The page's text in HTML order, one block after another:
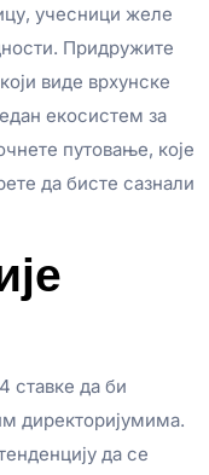
учесници желе
Придружите
виде врхунске
екосистем за
путовање, које
да бисте сазнали
ставке да би
директоријумима.
да се